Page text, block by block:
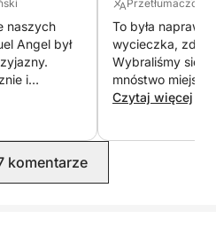
Malakai, wraz ze
przepłynęła tysiące
To niezwykle
jednostka. Kapitan
miejsca warte
naszych
Angel był
i
Przetłumaczone
To była
wycieczka,
Wybraliśmy się
mnóstwo
niesamowity,
Czytaj więcej
komentarze